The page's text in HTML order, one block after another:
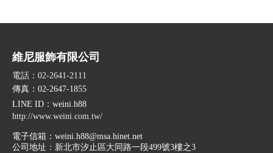
維尼服飾有限公司
電話：02-2641-2111
傳真：02-2647-1855
LINE ID ：weini.h88
http://www.weini.com.tw/
電子信箱： weini.h88@msa.hinet.net
公司地址： 新北市汐止區大同路一段499號3樓之3